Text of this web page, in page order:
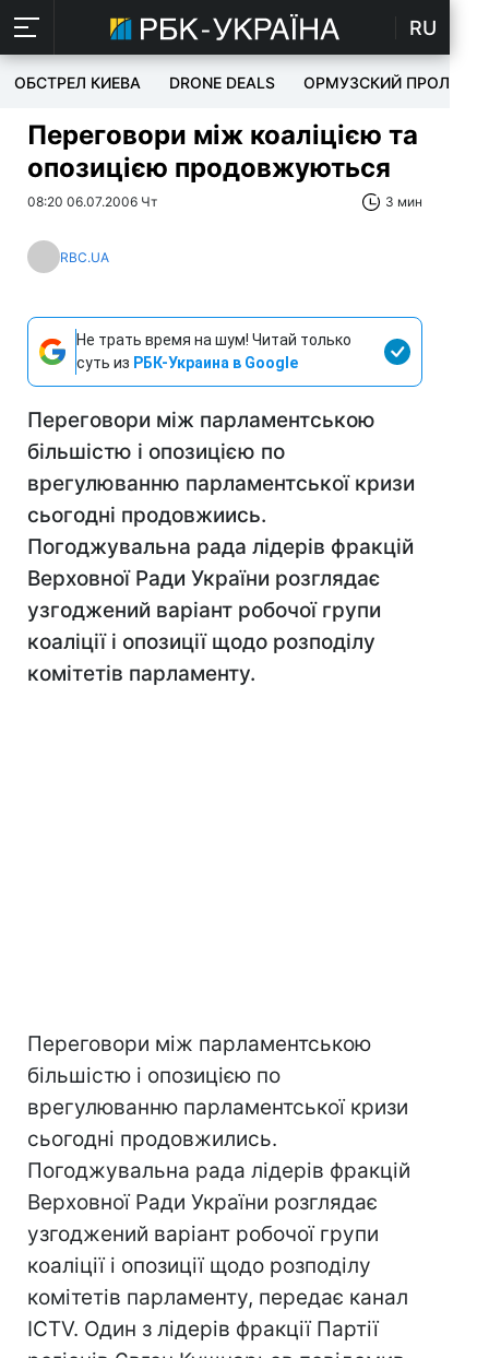
RU
ОБСТРЕЛ КИЕВА DRONE DEALS ОРМУЗСКИЙ ПРОЛИВ
Переговори між коаліцією та
опозицією продовжуються
08:20 06.07.2006 Чт 3 мин
RBC.UA
Не трать время на шум! Читай только
суть из РБК-Украина в Google
Переговори між парламентською
більшістю і опозицією по
врегулюванню парламентської кризи
сьогодні продовжиись.
Погоджувальна рада лідерів фракцій
Верховної Ради України розглядає
узгоджений варіант робочої групи
коаліції і опозиції щодо розподілу
комітетів парламенту.
Переговори між парламентською
більшістю і опозицією по
врегулюванню парламентської кризи
сьогодні продовжились.
Погоджувальна рада лідерів фракцій
Верховної Ради України розглядає
узгоджений варіант робочої групи
коаліції і опозиції щодо розподілу
комітетів парламенту, передає канал
ICTV. Один з лідерів фракції Партії